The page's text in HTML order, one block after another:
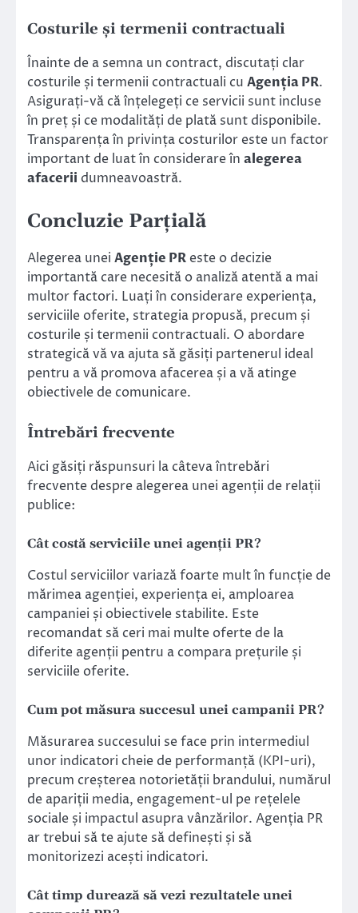
Costurile și termenii contractuali
Înainte de a semna un contract, discutați clar
costurile și termenii contractuali cu Agenția PR.
Asigurați-vă că înțelegeți ce servicii sunt incluse
în preț și ce modalități de plată sunt disponibile.
Transparența în privința costurilor este un factor
important de luat în considerare în alegerea
afacerii dumneavoastră.
Concluzie Parțială
Alegerea unei Agenție PR este o decizie
importantă care necesită o analiză atentă a mai
multor factori. Luați în considerare experiența,
serviciile oferite, strategia propusă, precum și
costurile și termenii contractuali. O abordare
strategică vă va ajuta să găsiți partenerul ideal
pentru a vă promova afacerea și a vă atinge
obiectivele de comunicare.
Întrebări frecvente
Aici găsiți răspunsuri la câteva întrebări
frecvente despre alegerea unei agenții de relații
publice:
Cât costă serviciile unei agenții PR?
Costul serviciilor variază foarte mult în funcție de
mărimea agenției, experiența ei, amploarea
campaniei și obiectivele stabilite. Este
recomandat să ceri mai multe oferte de la
diferite agenții pentru a compara prețurile și
serviciile oferite.
Cum pot măsura succesul unei campanii PR?
Măsurarea succesului se face prin intermediul
unor indicatori cheie de performanță (KPI-uri),
precum creșterea notorietății brandului, numărul
de apariții media, engagement-ul pe rețelele
sociale și impactul asupra vânzărilor. Agenția PR
ar trebui să te ajute să definești și să
monitorizezi acești indicatori.
Cât timp durează să vezi rezultatele unei